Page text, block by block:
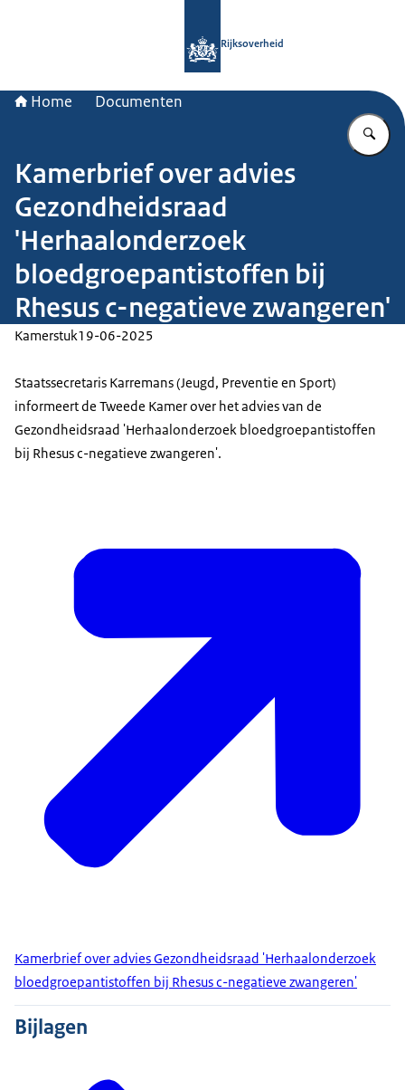
Rijksoverheid
Home Documenten
Kamerbrief over advies
Gezondheidsraad
'Herhaalonderzoek
bloedgroepantistoffen bij
Rhesus c-negatieve zwangeren'
Kamerstuk19-06-2025
Staatssecretaris Karremans (Jeugd, Preventie en Sport)
informeert de Tweede Kamer over het advies van de
Gezondheidsraad 'Herhaalonderzoek bloedgroepantistoffen
bij Rhesus c-negatieve zwangeren'.
Kamerbrief over advies Gezondheidsraad 'Herhaalonderzoek
bloedgroepantistoffen bij Rhesus c-negatieve zwangeren'
Bijlagen